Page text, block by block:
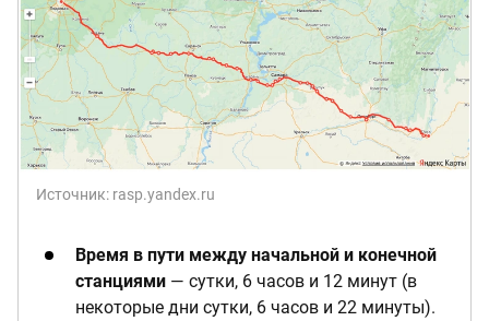
Источник: rasp.yandex.ru
Время в пути между начальной и конечной
станциями — сутки, 6 часов и 12 минут (в
некоторые дни сутки, 6 часов и 22 минуты).